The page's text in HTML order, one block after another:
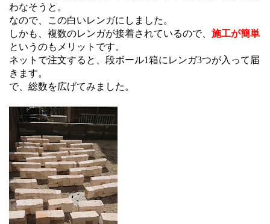
わなそうと。
なので、この白いレンガにしました。
しかも、複数のレンガが接着されているので、 施工が簡単
というのもメリットです。
ネットで注文すると、段ボール1箱にレンガ3つが入って届
きます。
で、総数を広げてみました。